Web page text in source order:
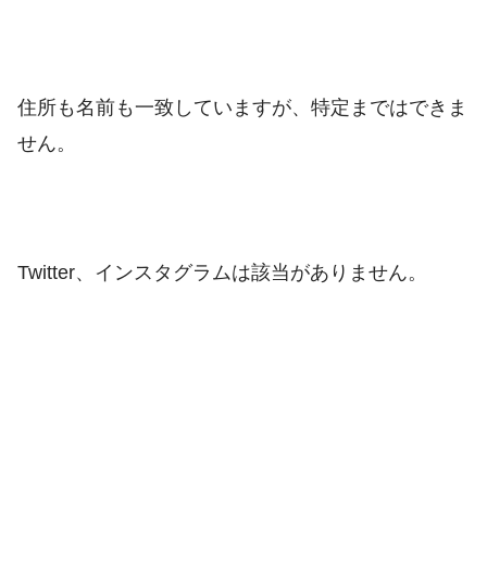
住所も名前も一致していますが、特定まではできま
せん。
Twitter、インスタグラムは該当がありません。